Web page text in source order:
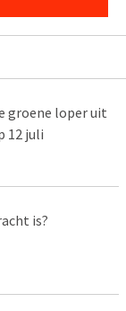
groene loper uit
12 juli
is?